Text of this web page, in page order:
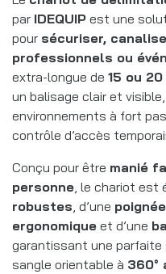
par IDEQUIP est une
pour sécuriser,
professionnels ou
extra-longue de 15 ou
un balisage clair et
environnements à fort
contrôle d’accès
Conçu pour être manié
personne , le chariot est
robustes , d’une
ergonomique et d’une
garantissant une parfaite
sangle orientable à 360°